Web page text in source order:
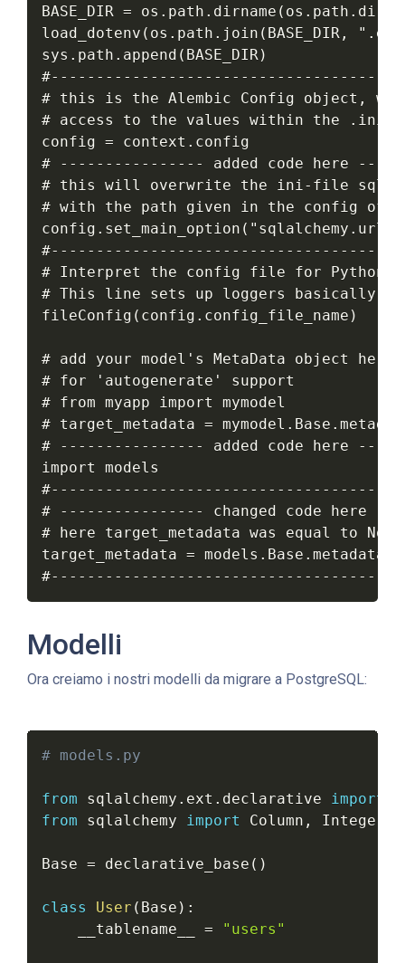
BASE_DIR =
load_dotenv(os.path.join(BASE_DIR,
sys.path.append(BASE_DIR)
# this is the Alembic Config object,
# access to the values within the .ini
config = context.config
# ---------------- added code here
# this will overwrite the ini-file
# with the path given in the config of
config.set_main_option("sqlalchemy.url",
# Interpret the config file for Python
# This line sets up loggers basically.
fileConfig(config.config_file_name)
# add your model's MetaData object here
# for 'autogenerate' support
# from myapp import mymodel
# target_metadata =
# ---------------- added code here
import models
# ---------------- changed code here
# here target_metadata was equal to None
target_metadata = models.Base.metadata
Modelli
Ora creiamo i nostri modelli da migrare a PostgreSQL:
# models.py
from sqlalchemy . ext . declarative import
from sqlalchemy import Column , Integer
Base = declarative_base ( )
class User ( Base ) :
    __tablename__
= "users"